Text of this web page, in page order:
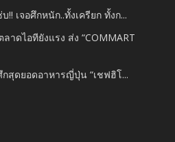
เจอศึกหนัก..ทั้งเครียก ทั้งก...
าดไอทียังแรง ส่ง “COMMART
กสุดยอดอาหารญี่ปุ่น “เชฟฮิโ...